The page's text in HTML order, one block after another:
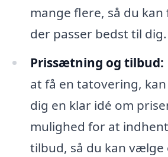
mange flere, så du
der passer bedst til dig.
Prissætning og tilbud:
at få en tatovering,
dig en klar idé om
mulighed for at
tilbud, så du kan vælge